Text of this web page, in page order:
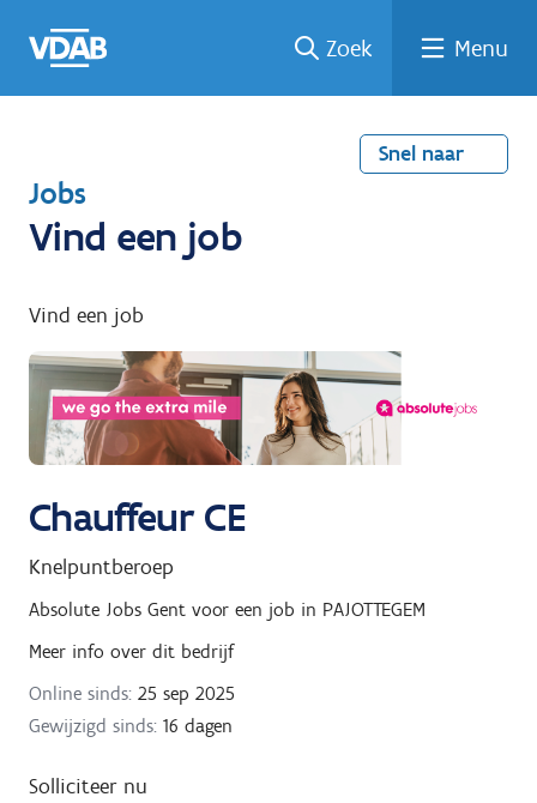
naar
een
een
job
naar
Zoek Menu
Snel naar
T
e
u
g
a
a
r
Jobs
Vind een job
Vind een job
Chauffeur CE
Knelpuntberoep
Absolute Jobs Gent voor een job in PAJOTTEGEM
Meer info over dit bedrijf
Online sinds: 25 sep 2025
Gewijzigd sinds: 16 dagen
Solliciteer nu